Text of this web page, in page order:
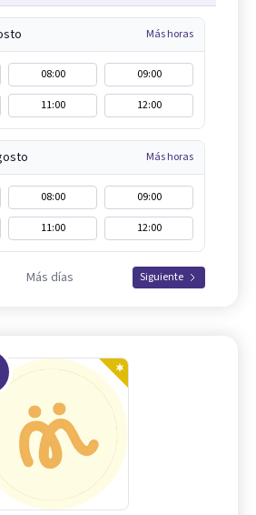
Más horas
08:00
09:00
11:00 12:00
Más horas
08:00
09:00
11:00 12:00
Más días Siguiente